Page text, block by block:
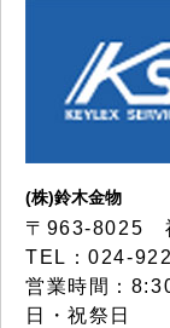
(株)鈴木金物
〒963-8025
TEL：024-
営業時間：
日・祝祭日